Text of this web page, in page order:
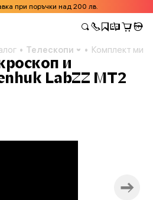
при поръчки над 200 лв.
Телескопи Комплект
и
LabZZ MT2